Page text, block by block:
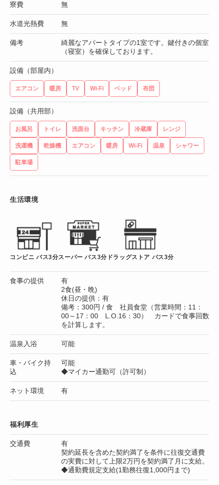
寮費 無
水道光熱費 無
備考
綺麗なアパートタイプの1室です。鍵付きの個室
（寝室）を確保しております。
設備（部屋内）
エアコン 暖房 TV Wi-Fi ベッド 布団
設備（共用部）
お風呂 トイレ 洗面台 キッチン 冷蔵庫 レンジ
洗濯機 乾燥機 エアコン 暖房 Wi-Fi 温泉 シャワー
駐車場
生活環境
コンビニ バス3分スーパー バス3分 ドラッグストア バス3分
食事の提供
有
2食(昼・晩)
休日の提供：有
備考：300円 / 食 社員食堂（営業時間：11：
00～17：00 L.O.16：30） カードで食事回数
を計算します。
温泉入浴 可能
車・バイク持
込
可能
◆マイカー通勤可（許可制）
ネット環境 有
福利厚生
交通費
有
契約延長を含めた契約満了を条件に往復交通費
の実費に対して上限2万円を契約満了月に支給。
◆通勤費規定支給(1勤務往復1,000円まで)